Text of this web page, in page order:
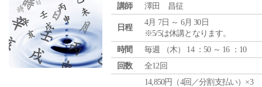
講師 澤田 昌征
日程
4月 7日 ～ 6月 30日
※5/5は休講となります。
時間
毎週 （木） 14 ：50 ～ 16 ：10
回数
全12回
14,850円（4回／分割支払い）×3